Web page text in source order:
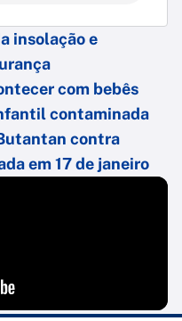
insolação e
com bebês
contaminada
contra
em 17 de janeiro